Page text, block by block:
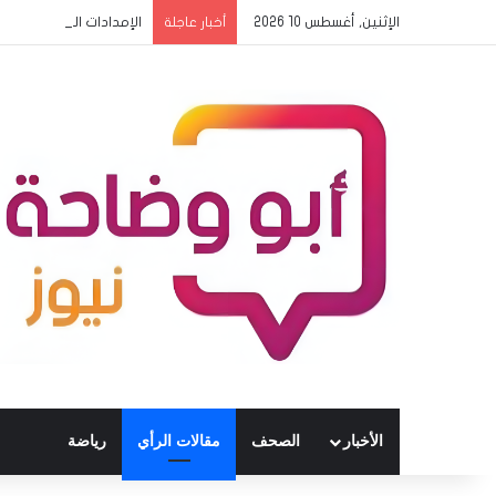
الإثنين, أغسطس 10 2026 أخبار عاجلة الإمدادات الطبية
الأخبار الصحف مقالات الرأي رياضة